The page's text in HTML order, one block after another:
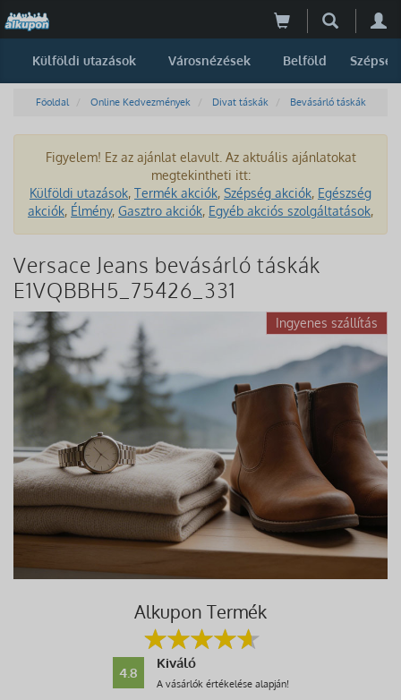
Külföldi utazások Városnézések Belföld Szépség
Főoldal Online Kedvezmények Divat táskák Bevásárló táskák
Figyelem! Ez az ajánlat elavult. Az aktuális ajánlatokat
megtekintheti itt:
Külföldi utazások, Termék akciók, Szépség akciók, Egészség
akciók, Élmény, Gasztro akciók, Egyéb akciós szolgáltatások,
Versace Jeans bevásárló táskák
E1VQBBH5_75426_331
Ingyenes szállítás
Alkupon Termék
4.8
Kiváló
A vásárlók értékelése alapján!